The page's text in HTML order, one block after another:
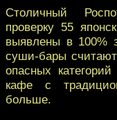
Столичный
проверку 55
выявлены в 100%
суши-бары
опасных
кафе с
больше.